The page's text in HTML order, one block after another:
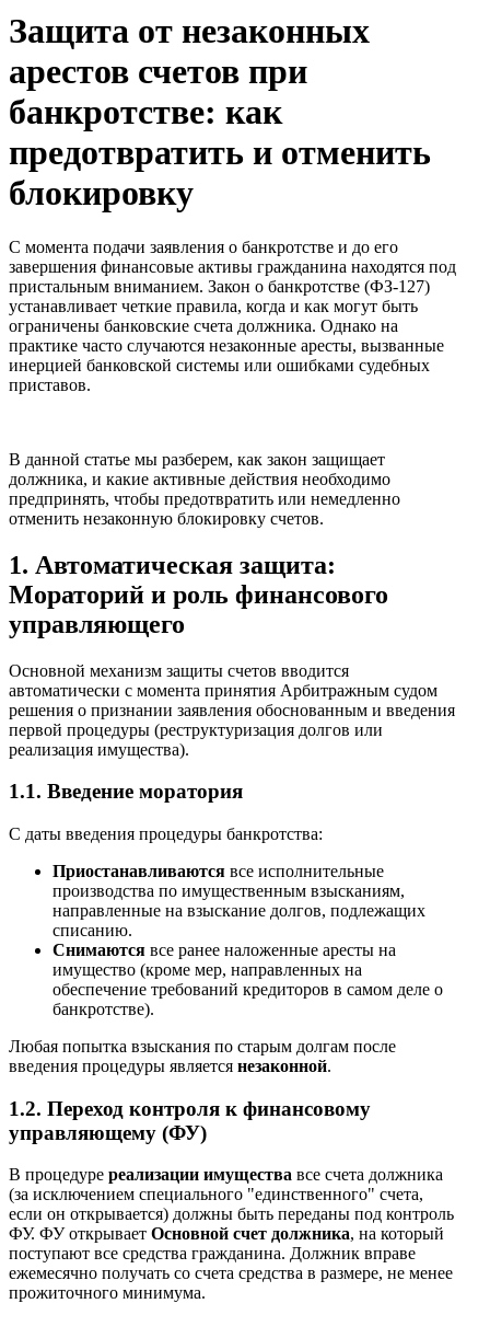
Защита от незаконных
арестов счетов при
банкротстве: как
предотвратить и отменить
блокировку
С момента подачи заявления о банкротстве и до его
завершения финансовые активы гражданина находятся под
пристальным вниманием. Закон о банкротстве (ФЗ-127)
устанавливает четкие правила, когда и как могут быть
ограничены банковские счета должника. Однако на
практике часто случаются незаконные аресты, вызванные
инерцией банковской системы или ошибками судебных
приставов.
В данной статье мы разберем, как закон защищает
должника, и какие активные действия необходимо
предпринять, чтобы предотвратить или немедленно
отменить незаконную блокировку счетов.
1. Автоматическая защита:
Мораторий и роль финансового
управляющего
Основной механизм защиты счетов вводится
автоматически с момента принятия Арбитражным судом
решения о признании заявления обоснованным и введения
первой процедуры (реструктуризация долгов или
реализация имущества).
1.1. Введение моратория
С даты введения процедуры банкротства:
Приостанавливаются все исполнительные
производства по имущественным взысканиям,
направленные на взыскание долгов, подлежащих
списанию.
Снимаются все ранее наложенные аресты на
имущество (кроме мер, направленных на
обеспечение требований кредиторов в самом деле о
банкротстве).
Любая попытка взыскания по старым долгам после
введения процедуры является незаконной.
1.2. Переход контроля к финансовому
управляющему (ФУ)
В процедуре реализации имущества все счета должника
(за исключением специального "единственного" счета,
если он открывается) должны быть переданы под контроль
ФУ. ФУ открывает Основной счет должника, на который
поступают все средства гражданина. Должник вправе
ежемесячно получать со счета средства в размере, не менее
прожиточного минимума.